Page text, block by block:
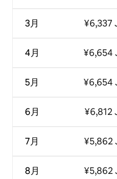
3月
4月
5月
6月
7月
8月
¥6,337
¥6,654
¥6,654
¥6,812
¥5,862
¥5,862